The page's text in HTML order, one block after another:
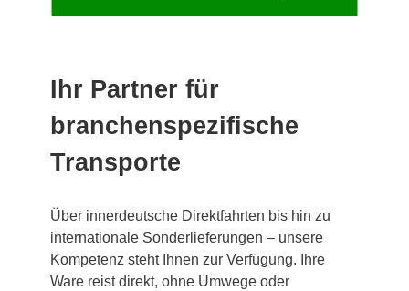
Ihr Partner für
branchenspezifische
Transporte
Über innerdeutsche Direktfahrten bis hin zu
internationale Sonderlieferungen – unsere
Kompetenz steht Ihnen zur Verfügung. Ihre
Ware reist direkt, ohne Umwege oder